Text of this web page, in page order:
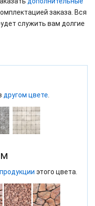
заказа. Вся
служить вам долгие
другом цвете
этого цвета.